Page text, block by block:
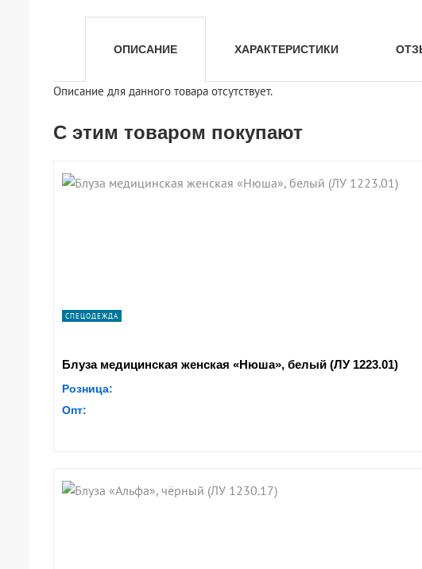
ОПИСАНИЕ ХАРАКТЕРИСТИКИ
Описание для данного товара отсутствует.
С этим товаром покупают
shopping_cart В КОРЗИНУ
СПЕЦОДЕЖДА
Блуза медицинская женская «Нюша», белый (ЛУ 1223.01)
Розница:
Опт:
shopping_cart В КОРЗИНУ
shopping_cart В КОРЗИНУ
shopping_cart В КОРЗИНУ
shopping_cart В КОРЗИНУ
shopping_cart В КОРЗИНУ
shopping_cart В КОРЗИНУ
shopping_cart В КОРЗИНУ